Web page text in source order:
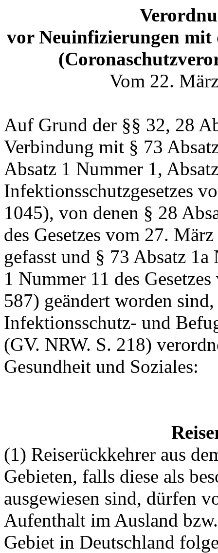
vor Neuinfizierungen mit
Vom 22.
Auf Grund der §§ 32, 28
Verbindung mit § 73
Absatz 1 Nummer 1,
Infektionsschutzgesetzes
1045), von denen § 28
des Gesetzes vom 27.
gefasst und § 73 Absatz
1 Nummer 11 des
587) geändert worden
Infektionsschutz- und
(GV. NRW. S. 218)
Gesundheit und Soziales:
(1) Reiserückkehrer aus
Gebieten, falls diese als
ausgewiesen sind, dürfen
Aufenthalt im Ausland
Gebiet in Deutschland